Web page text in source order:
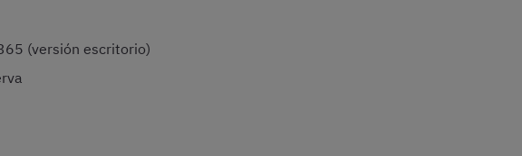
(versión escritorio)